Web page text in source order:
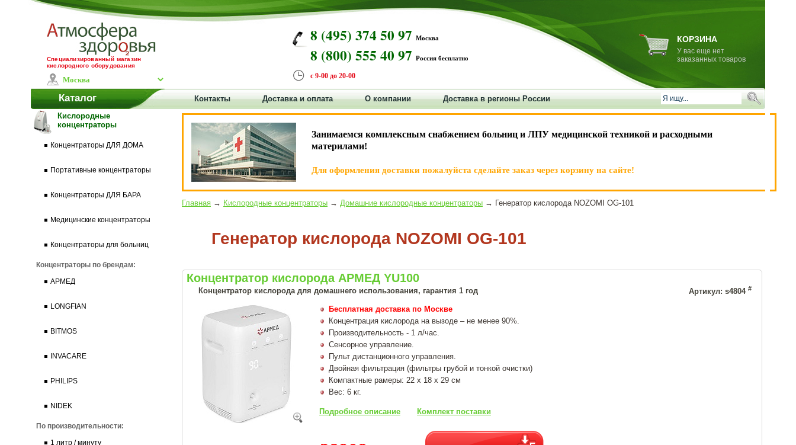
Специализированный магазин
кислородного оборудования
8 (495) 374 50 97 Москва
8 (800) 555 40 97 Россия бесплатно
с 9-00 до 20-00
КОРЗИНА
У вас еще нет
заказанных товаров
Каталог Контакты Доставка и оплата О компании
Доставка в регионы России
Кислородные
концентраторы
Концентраторы ДЛЯ ДОМА
Портативные концентраторы
Концентраторы ДЛЯ БАРА
Медицинские концентраторы
Концентраторы для больниц
Концентраторы по брендам:
АРМЕД
LONGFIAN
BITMOS
INVACARE
PHILIPS
NIDEK
По производительности:
1 литр / минуту
Занимаемся комплексным снабжением больниц и ЛПУ медицинской техникой и расходными
материлами!
Для оформления доставки пожалуйста сделайте заказ через корзину на сайте!
Главная → Кислородные концентраторы → Домашние кислородные концентраторы → Генератор кислорода NOZOMI OG-101
Генератор кислорода NOZOMI OG-101
Концентратор кислорода АРМЕД YU100
Концентратор кислорода для домашнего использования, гарантия 1 год Артикул: s4804 #
Бесплатная доставка по Москве
Концентрация кислорода на вызоде – не менее 90%.
Производительность - 1 л/час.
Сенсорное управление.
Пульт дистанционного управления.
Двойная фильтрация (фильтры грубой и тонкой очистки)
Компактные рамеры: 22 x 18 x 29 см
Вес: 6 кг.
Подробное описание Комплект поставки